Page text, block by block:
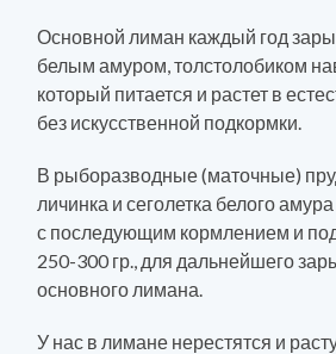
Основной лиман каждый год
белым амуром, толстолобиком
который питается и растет в
без искусственной подкормки.
В рыборазводные (маточные)
личинка и сеголетка белого
с последующим кормлением и
250-300 гр., для дальнейшего
основного лимана.
У нас в лимане нерестятся и